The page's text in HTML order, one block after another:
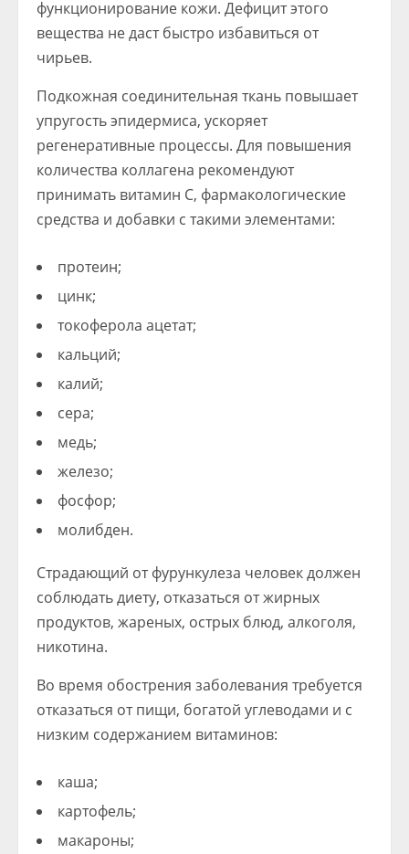
функционирование кожи. Дефицит этого
вещества не даст быстро избавиться от
чирьев.
Подкожная соединительная ткань повышает
упругость эпидермиса, ускоряет
регенеративные процессы. Для повышения
количества коллагена рекомендуют
принимать витамин С, фармакологические
средства и добавки с такими элементами:
протеин;
цинк;
токоферола ацетат;
кальций;
калий;
сера;
медь;
железо;
фосфор;
молибден.
Страдающий от фурункулеза человек должен
соблюдать диету, отказаться от жирных
продуктов, жареных, острых блюд, алкоголя,
никотина.
Во время обострения заболевания требуется
отказаться от пищи, богатой углеводами и с
низким содержанием витаминов:
каша;
картофель;
макароны;